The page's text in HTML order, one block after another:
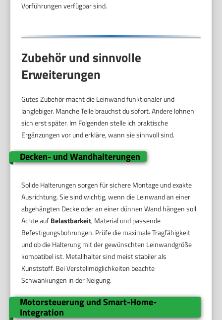
Vorführungen verfügbar sind.
Zubehör und sinnvolle
Erweiterungen
Gutes Zubehör macht die Leinwand funktionaler und
langlebiger. Manche Teile brauchst du sofort. Andere lohnen
sich erst später. Im Folgenden stelle ich praktische
Ergänzungen vor und erkläre, wann sie sinnvoll sind.
Decken- und Wandhalterungen
Solide Halterungen sorgen für sichere Montage und exakte
Ausrichtung. Sie sind wichtig, wenn die Leinwand an einer
abgehängten Decke oder an einer dünnen Wand hängen soll.
Achte aufBelastbarkeit, Material und passende
Befestigungsbohrungen. Prüfe die maximale Tragfähigkeit
und ob die Halterung mit der gewünschten Leinwandgröße
kompatibel ist. Metallhalter sind meist stabiler als
Kunststoff. Bei Verstellmöglichkeiten beachte
Schwankungen in der Neigung.
Motorsteuerung und Smart-Home-
Integration